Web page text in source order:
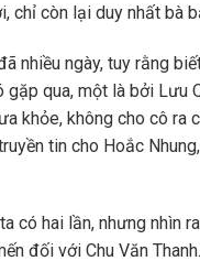
chỉ còn lại duy nhất bà
nhiều ngày, tuy rằng
gặp qua, một là bởi Lưu
khỏe, không cho cô ra
tin cho Hoắc
có hai lần, nhưng nhìn
đối với Chu Văn Thanh.